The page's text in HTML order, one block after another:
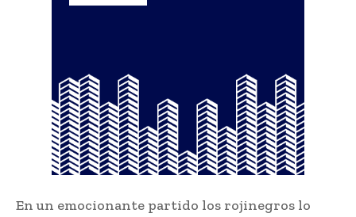
En un emocionante partido los rojinegros lo